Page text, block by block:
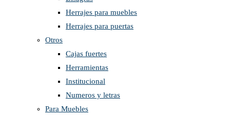
Herrajes para muebles
Herrajes para puertas
Otros
Cajas fuertes
Herramientas
Institucional
Numeros y letras
Para Muebles